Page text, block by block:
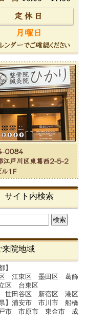
サイト内検索
来院地域
】
区 江東区 墨田区 葛飾
区 台東区
世田谷区 新宿区 港区
県】浦安市 市川市 船橋
市 市原市 東金市 成